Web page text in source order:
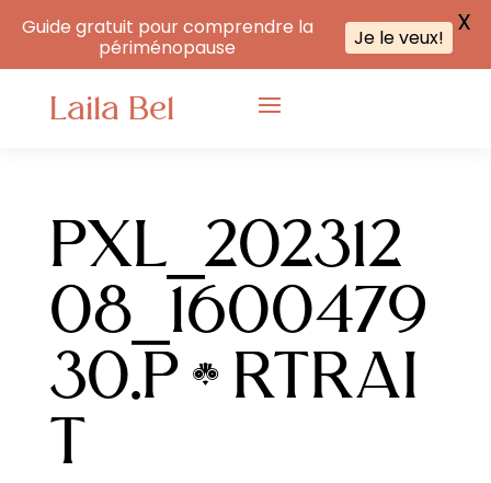
Laila Bel
PXL_202312
08_1600479
30.PORTRAI
T
Guide gratuit pour comprendre la
périménopause
Je le veux! X